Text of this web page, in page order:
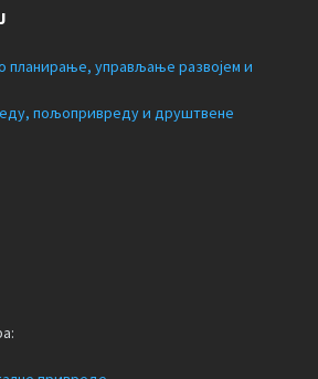
планирање, управљање развојем и
пољопривреду и друштвене